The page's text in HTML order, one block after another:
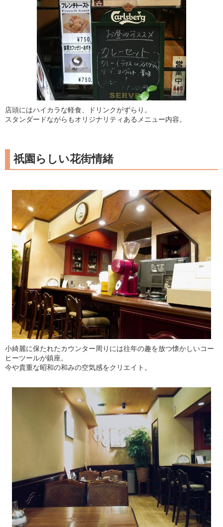
店頭にはハイカラな軽食、ドリンクがずらり。
スタンダードながらもオリジナリティあるメニュー内容。
祇園らしい花街情緒
小綺麗に保たれたカウンター周りには往年の趣を放つ懐かしいコー
ヒーツールが鎮座。
今や貴重な昭和の和みの空気感をクリエイト。